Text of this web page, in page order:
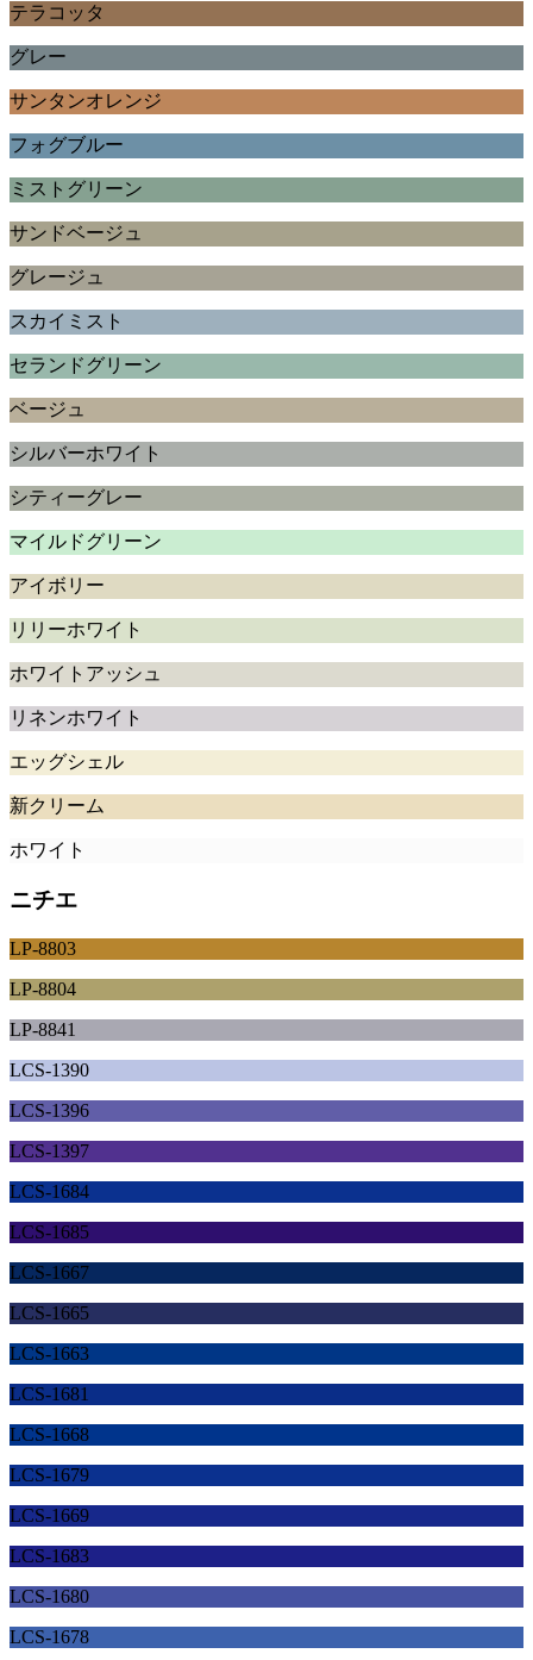
テラコッタ
グレー
サンタンオレンジ
フォグブルー
ミストグリーン
サンドベージュ
グレージュ
スカイミスト
セランドグリーン
ベージュ
シルバーホワイト
シティーグレー
マイルドグリーン
アイボリー
リリーホワイト
ホワイトアッシュ
リネンホワイト
エッグシェル
新クリーム
ホワイト
ニチエ
LP-8803
LP-8804
LP-8841
LCS-1390
LCS-1396
LCS-1397
LCS-1684
LCS-1685
LCS-1667
LCS-1665
LCS-1663
LCS-1681
LCS-1668
LCS-1679
LCS-1669
LCS-1683
LCS-1680
LCS-1678